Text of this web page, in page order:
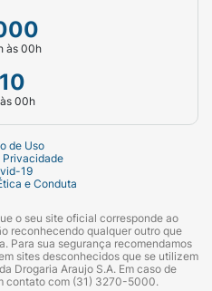
às 00h
00h
de Uso
Privacidade
19
e Conduta
o seu site oficial corresponde ao
reconhecendo qualquer outro que
Para sua segurança recomendamos
sites desconhecidos que se utilizem
Drogaria Araujo S.A. Em caso de
contato com (31) 3270-5000.